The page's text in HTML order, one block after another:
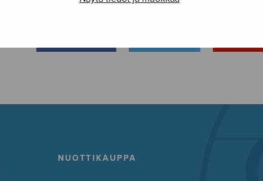
NUOTTIKAUPPA